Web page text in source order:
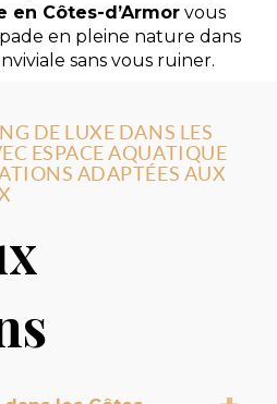
en Côtes-d’Armorvous
en pleine nature dans
sans vous ruiner.
DE LUXE DANS LES
ESPACE AQUATIQUE
ADAPTÉES AUX